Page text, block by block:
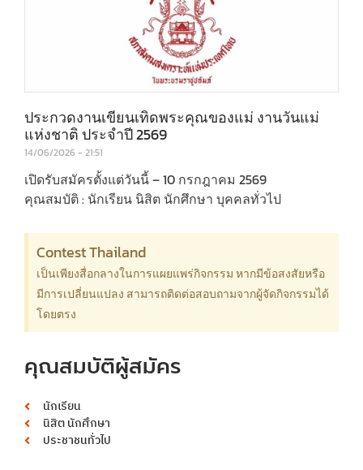
ประกวดงานเขียนเทิดพระคุณของแม่ งานวันแม่
แห่งชาติ ประจําปี 2569
14/06/2026 21:51
เปิดรับสมัครตั้งแต่วันนี้ – 10 กรกฎาคม 2569
คุณสมบัติ : นักเรียน นิสิต นักศึกษา บุคคลทั่วไป
Contest Thailand
เป็นเพียงสื่อกลางในการแผยแพร่กิจกรรม หากมีข้อสงสัยหรือ
มีการเปลี่ยนแปลง สามารถติดต่อสอบถามจากผู้จัดกิจกรรมได้
โดยตรง
คุณสมบัติผู้สมัคร
นักเรียน
นิสิต นักศึกษา
ประชาชนทั่วไป